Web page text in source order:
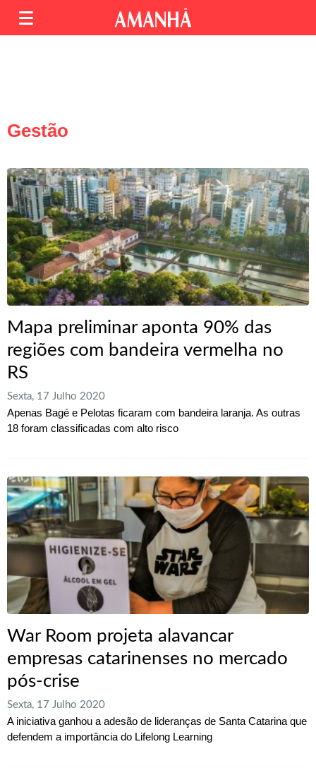
Gestão
Mapa preliminar aponta 90% das
regiões com bandeira vermelha no
RS
Sexta, 17 Julho 2020
Apenas Bagé e Pelotas ficaram com bandeira laranja. As outras
18 foram classificadas com alto risco
War Room projeta alavancar
empresas catarinenses no mercado
pós-crise
Sexta, 17 Julho 2020
A iniciativa ganhou a adesão de lideranças de Santa Catarina que
defendem a importância do Lifelong Learning